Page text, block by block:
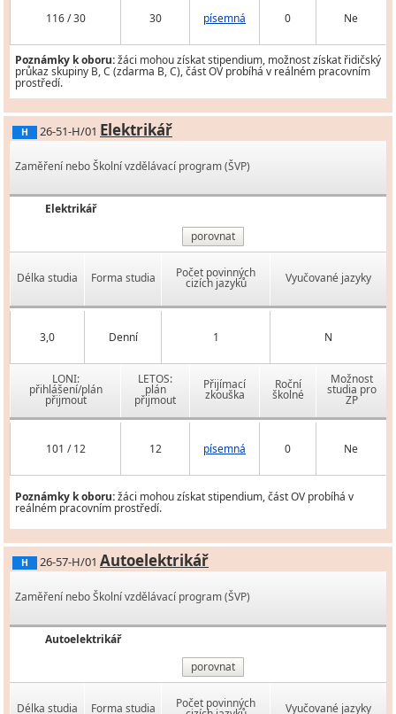
116 / 30 30 písemná 0 Ne
Poznámky k oboru:žáci mohou získat stipendium, možnost získat řidičský
průkaz skupiny B, C (zdarma B, C), část OV probíhá v reálném pracovním
prostředí.
H 26-51-H/01 Elektrikář
Zaměření nebo Školní vzdělávací program (ŠVP)
Elektrikář
porovnat
Délka studia Forma studia Počet povinných
cizích jazyků Vyučované jazyky
3,0 Denní 1 N
LONI:
přihlášení/plán
přijmout
LETOS:
plán
přijmout
Přijímací
zkouška
Roční
školné
Možnost
studia pro
ZP
101 / 12 12 písemná 0 Ne
Poznámky k oboru:žáci mohou získat stipendium, část OV probíhá v
reálném pracovním prostředí.
H 26-57-H/01 Autoelektrikář
Zaměření nebo Školní vzdělávací program (ŠVP)
Autoelektrikář
porovnat
Délka studia Forma studia Počet povinných Vyučované jazyky